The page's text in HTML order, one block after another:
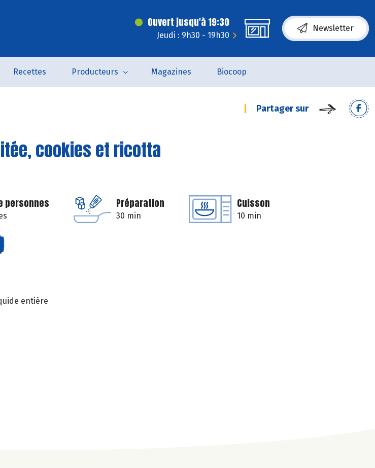
Ouvert jusqu'à 19:30
Jeudi : 9h30 - 19h30
Newsletter
Recettes Producteurs Magazines Biocoop
Partager sur
cookies et ricotta
personnes Préparation
30 min
Cuisson
10 min
entière